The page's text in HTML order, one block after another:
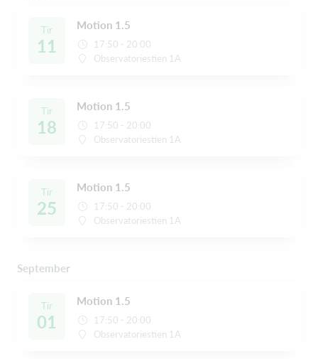
Tir
11
Motion 1.5
17:50 - 20:00
Observatoriestien 1A
Tir
18
Motion 1.5
17:50 - 20:00
Observatoriestien 1A
Tir
25
Motion 1.5
17:50 - 20:00
Observatoriestien 1A
September
Tir
01
Motion 1.5
17:50 - 20:00
Observatoriestien 1A